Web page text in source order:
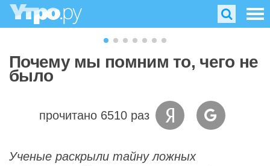
Почему мы помним то, чего не
было
прочитано 6510 раз
Ученые раскрыли тайну ложных